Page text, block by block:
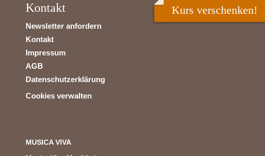
Kontakt
Newsletter anfordern
Kontakt
Impressum
AGB
Datenschutzerklärung
Cookies verwalten
MUSICA VIVA
Kurs verschenken!